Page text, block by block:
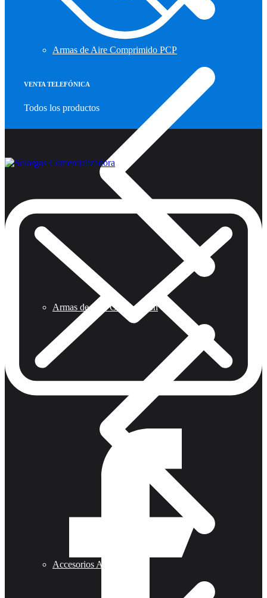
Armas de Aire Comprimido PCP
Armas de Aire Competicion
Accesorios Armas
VENTA TELEFÓNICA
Todos los productos